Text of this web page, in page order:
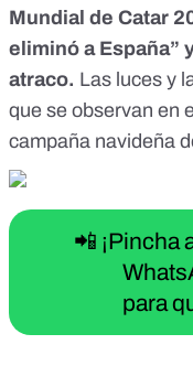
Mundial de Catar
eliminó a España”
atraco. Las luces y
que se observan en
campaña navideña
📲 ¡Pincha
para